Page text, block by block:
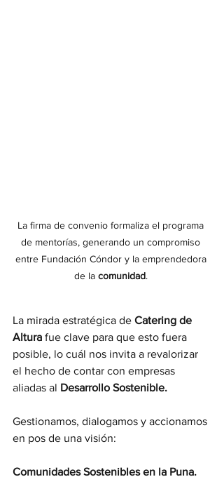
La firma de convenio formaliza el programa
de mentorías, generando un compromiso
entre Fundación Cóndor y la emprendedora
de la comunidad.
La mirada estratégica de Catering de
Altura fue clave para que esto fuera
posible, lo cuál nos invita a revalorizar
el hecho de contar con empresas
aliadas al Desarrollo Sostenible.
Gestionamos, dialogamos y accionamos
en pos de una visión:
Comunidades Sostenibles en la Puna.